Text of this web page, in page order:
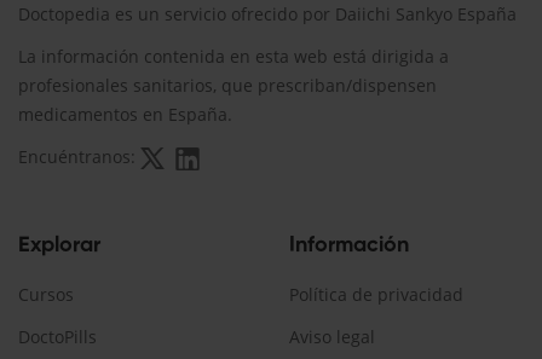
Doctopedia es un servicio ofrecido por Daiichi Sankyo España
La información contenida en esta web está dirigida a
profesionales sanitarios, que prescriban/dispensen
medicamentos en España.
Encuéntranos:
Explorar
Cursos
DoctoPills
Información
Política de privacidad
Aviso legal